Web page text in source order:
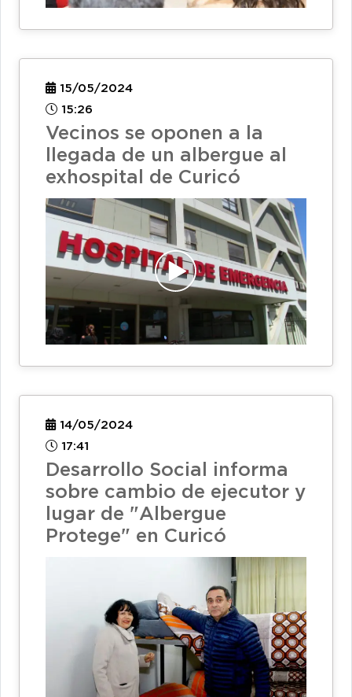
15/05/2024
15:26
Vecinos se oponen a la
llegada de un albergue al
exhospital de Curicó
14/05/2024
17:41
Desarrollo Social informa
sobre cambio de ejecutor y
lugar de "Albergue
Protege" en Curicó